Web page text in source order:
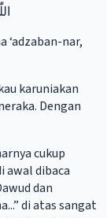
‘adzaban-nar,
karuniakan
Dengan
cukup
awal dibaca
dan
di atas sangat